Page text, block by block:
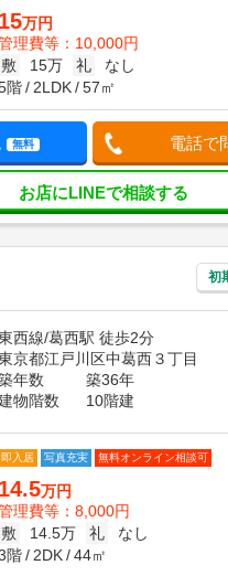
15万円
理費等：10,000円
敷
15万 礼
なし
階
2LDK 57㎡
無料 電話で
お店にLINEで相談する
初
西線/葛西駅 徒歩2分
京都江戸川区中葛西３丁目
年数
築36年
物階数
10階建
即入居 写真充実 無料オンライン相談可
14.5万円
理費等：8,000円
敷
14.5万 礼
なし
階
2DK 44㎡